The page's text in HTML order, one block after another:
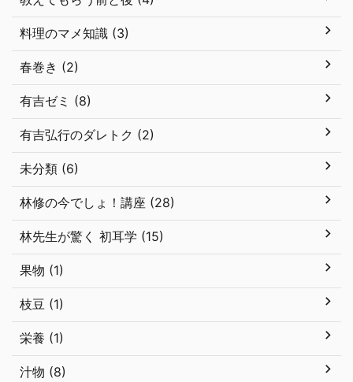
料理のマメ知識 (3)
春巻き (2)
有吉ゼミ (8)
有吉弘行のダレトク (2)
未分類 (6)
林修の今でしょ！講座 (28)
林先生が驚く 初耳学 (15)
果物 (1)
枝豆 (1)
栄養 (1)
汁物 (8)